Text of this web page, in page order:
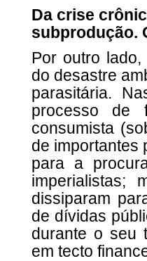
Da crise
subprodução.
Por outro
do desastre
parasitária.
processo de
consumista
de importantes
para a
dissiparam
de dívidas
durante o seu
em tecto